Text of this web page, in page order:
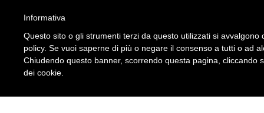
Informativa
Questo sito o gli strumenti terzi da questo utilizzati si
policy. Se vuoi saperne di più o negare il consenso a tutti o ad
Chiudendo questo banner, scorrendo questa pagina, cliccando
dei cookie.